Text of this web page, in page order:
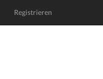
Registrieren